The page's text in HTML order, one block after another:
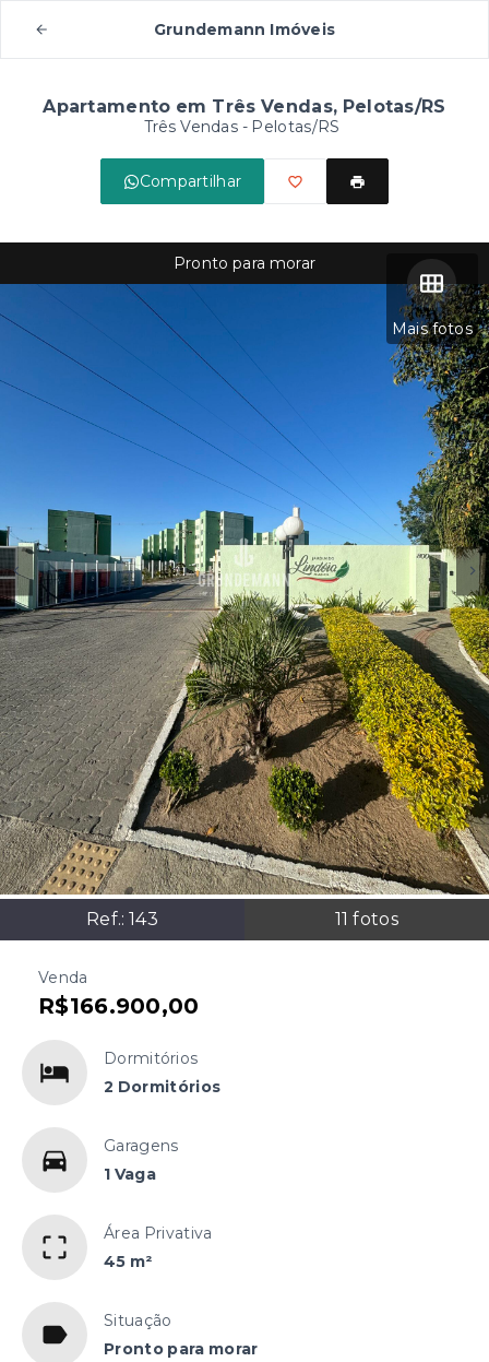
Grundemann Imóveis
Apartamento em Três Vendas, Pelotas/RS
Três Vendas - Pelotas/RS
Compartilhar
Mais fotos
Ref.:143 11 fotos
Pronto para morar
Venda
R$166.900,00
Dormitórios
2 Dormitórios
Garagens
1 Vaga
Área Privativa
45 m²
Situação
Pronto para morar